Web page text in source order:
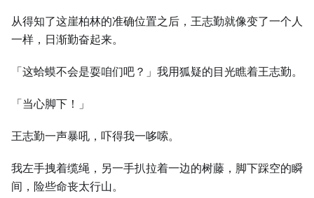
从得知了这崖柏林的准确位置之后，王志勤就像变了一个人
一样，日渐勤奋起来。
「这蛤蟆不会是耍咱们吧？」我用狐疑的目光瞧着王志勤。
「当心脚下！」
王志勤一声暴吼，吓得我一哆嗦。
我左手拽着缆绳，另一手扒拉着一边的树藤，脚下踩空的瞬
间，险些命丧太行山。